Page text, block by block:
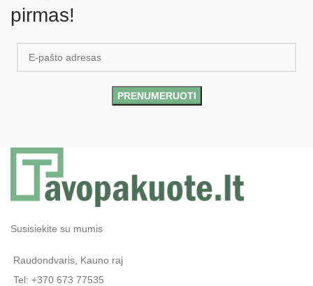
pirmas!
Susisiekite su mumis
Raudondvaris, Kauno raj
Tel: +370 673 77535